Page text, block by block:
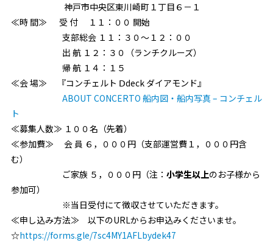
神戸市中央区東川崎町１丁目６－１
≪時 間≫ 受 付 １１：００ 開始
支部総会 １１：３０～１２：００
出 航 １２：３０（ランチクルーズ）
帰 航 １４：１５
≪会 場≫ 『コンチェルト Ⅾdeck ダイアモンド』
ABOUT CONCERTO 船内図・船内写真 – コンチェル
ト
≪募集人数≫ １００名（先着）
≪参加費≫ 会 員 ６，０００円（支部運営費１，０００円含
む）
ご家族 ５，０００円（注： 小学生以上のお子様から
参加可）
※当日受付にて徴収させていただきます。
≪申し込み方法≫ 以下のURLからお申込みくださいませ。
☆https://forms.gle/7sc4MY1AFLbydek47